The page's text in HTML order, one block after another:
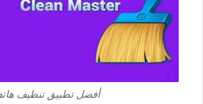
أفضل تطبيق تنظيف هاتف